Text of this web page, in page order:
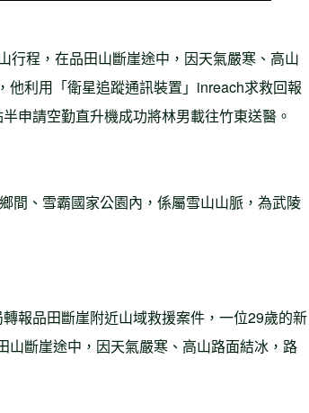
行程，在品田山斷崖途中，因天氣嚴寒、高山
利用「衛星追蹤通訊裝置」inreach求救回報
申請空勤直升機成功將林男載往竹東送醫。
間、雪霸國家公園內，係屬雪山山脈，為武陵
報品田斷崖附近山域救援案件，一位29歲的新
斷崖途中，因天氣嚴寒、高山路面結冰，路